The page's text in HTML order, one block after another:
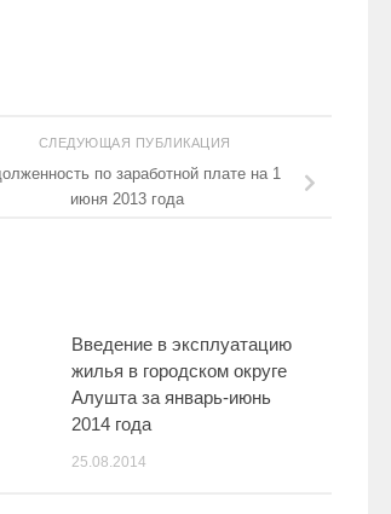
СЛЕДУЮЩАЯ ПУБЛИКАЦИЯ
по заработной плате на 1
июня 2013 года
Введение в эксплуатацию
жилья в городском округе
Алушта за январь-июнь
2014 года
25.08.2014